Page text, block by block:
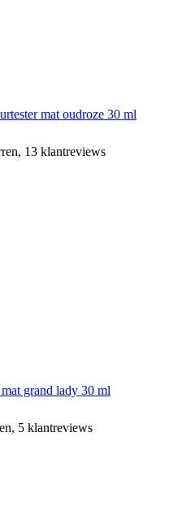
mat oudroze 30 ml
13 klantreviews
grand lady 30 ml
5 klantreviews